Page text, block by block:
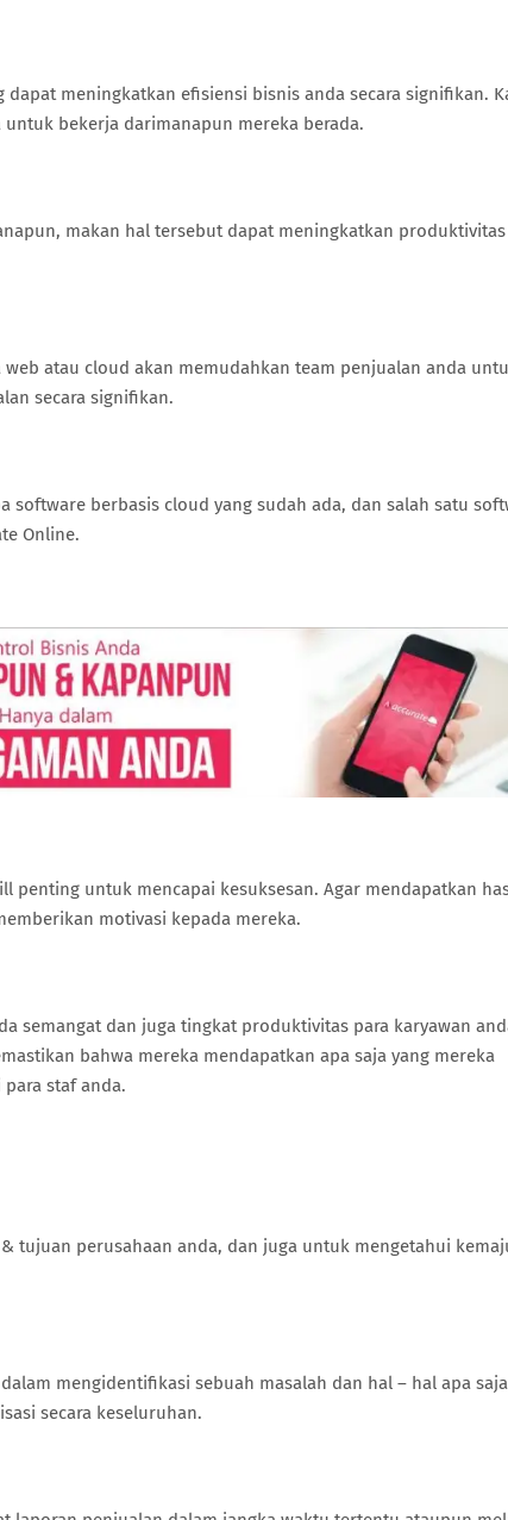
meningkatkan efisiensi bisnis anda secara signifikan.
bekerja darimanapun mereka berada.
makan hal tersebut dapat meningkatkan produktivitas
atau cloud akan memudahkan team penjualan anda
secara signifikan.
berbasis cloud yang sudah ada, dan salah satu
Online.
penting untuk mencapai kesuksesan. Agar mendapatkan
motivasi kepada mereka.
semangat dan juga tingkat produktivitas para karyawan
bahwa mereka mendapatkan apa saja yang mereka
staf anda.
tujuan perusahaan anda, dan juga untuk mengetahui
mengidentifikasi sebuah masalah dan hal – hal apa
secara keseluruhan.